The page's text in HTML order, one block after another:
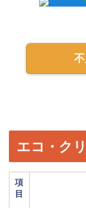
エコ・ク
項
目